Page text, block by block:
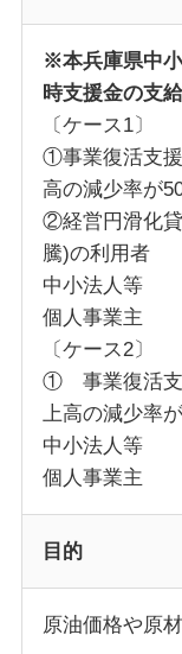
※本兵庫県中
時支援金の支
〔ケース1〕
①事業復活支
高の減少率が
②経営円滑化
騰)の利用者
中小法人等
個人事業主
〔ケース2〕
① 事業復活支
上高の減少率
中小法人等
個人事業主
目的
原油価格や原